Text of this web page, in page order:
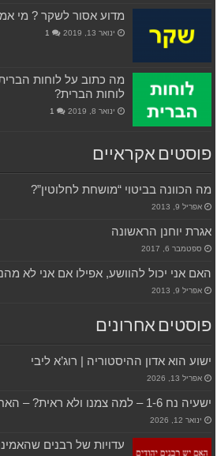
מדוע אסור לשקר ? מי
ינואר 13, 2019 1
מה כתוב על לוחות
לוחות הברית?
ינואר 8, 2019 1
פוסטים אקראיים
מה הכוונה בביטוי “מושחת לחלוטין”?
אפריל 9, 2013
אגרת יוחנן הראשונה
ספטמבר 6, 2017
האם אני יכול להוושע, אפילו אם אני לא
אפריל 9, 2013
פוסטים אחרונים
ישוע הוא אדון ההיסטוריה | רוג’א ליבי
אפריל 13, 2026
ישעיה נח 1-6 – למה צמנו ולא ראית? – האח מיכאל בנטלי
ינואר 12, 2026
עדויות של רבנים